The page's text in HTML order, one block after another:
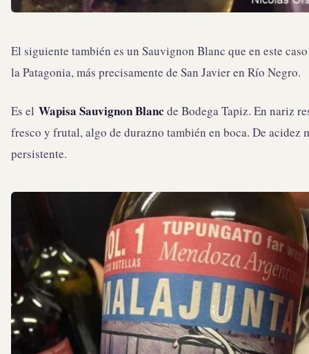
El siguiente también es un Sauvignon Blanc que en este
la Patagonia, más precisamente de San Javier en Río Negro.
Es el Wapisa Sauvignon Blanc de Bodega Tapiz. En nariz
fresco y frutal, algo de durazno también en boca. De acidez
persistente.